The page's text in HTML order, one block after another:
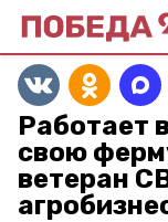
Работает
свою
ветеран